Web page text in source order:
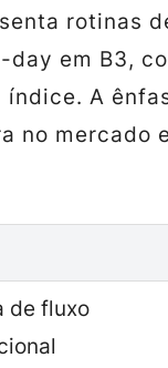
rotinas
em B3,
índice. A
no mercado
de fluxo